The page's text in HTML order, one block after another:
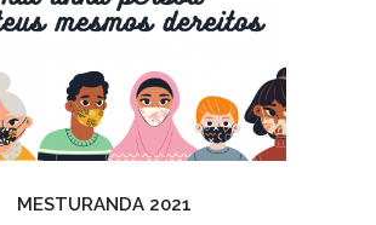
MESTURANDA 2021